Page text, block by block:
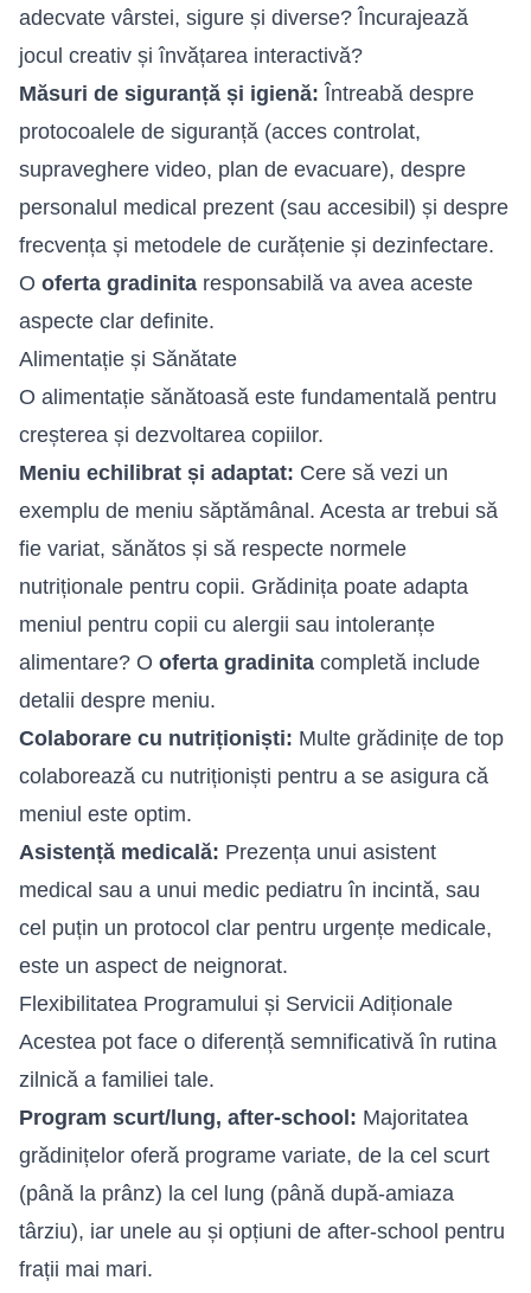
adecvate vârstei, sigure și diverse? Încurajează
jocul creativ și învățarea interactivă?
Măsuri de siguranță și igienă: Întreabă despre
protocoalele de siguranță (acces controlat,
supraveghere video, plan de evacuare), despre
personalul medical prezent (sau accesibil) și despre
frecvența și metodele de curățenie și dezinfectare.
O oferta gradinita responsabilă va avea aceste
aspecte clar definite.
Alimentație și Sănătate
O alimentație sănătoasă este fundamentală pentru
creșterea și dezvoltarea copiilor.
Meniu echilibrat și adaptat: Cere să vezi un
exemplu de meniu săptămânal. Acesta ar trebui să
fie variat, sănătos și să respecte normele
nutriționale pentru copii. Grădinița poate adapta
meniul pentru copii cu alergii sau intoleranțe
alimentare? O oferta gradinita completă include
detalii despre meniu.
Colaborare cu nutriționiști: Multe grădinițe de top
colaborează cu nutriționiști pentru a se asigura că
meniul este optim.
Asistență medicală: Prezența unui asistent
medical sau a unui medic pediatru în incintă, sau
cel puțin un protocol clar pentru urgențe medicale,
este un aspect de neignorat.
Flexibilitatea Programului și Servicii Adiționale
Acestea pot face o diferență semnificativă în rutina
zilnică a familiei tale.
Program scurt/lung, after-school: Majoritatea
grădinițelor oferă programe variate, de la cel scurt
(până la prânz) la cel lung (până după-amiaza
târziu), iar unele au și opțiuni de after-school pentru
frații mai mari.